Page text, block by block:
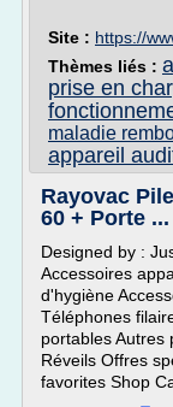
Site : https://
Thèmes liés :
prise en
maladie
appareil
Rayovac
60 + Porte ...
Designed by :
Accessoires
d'hygiène
Téléphones
portables Autres
Réveils Offres
favorites Shop